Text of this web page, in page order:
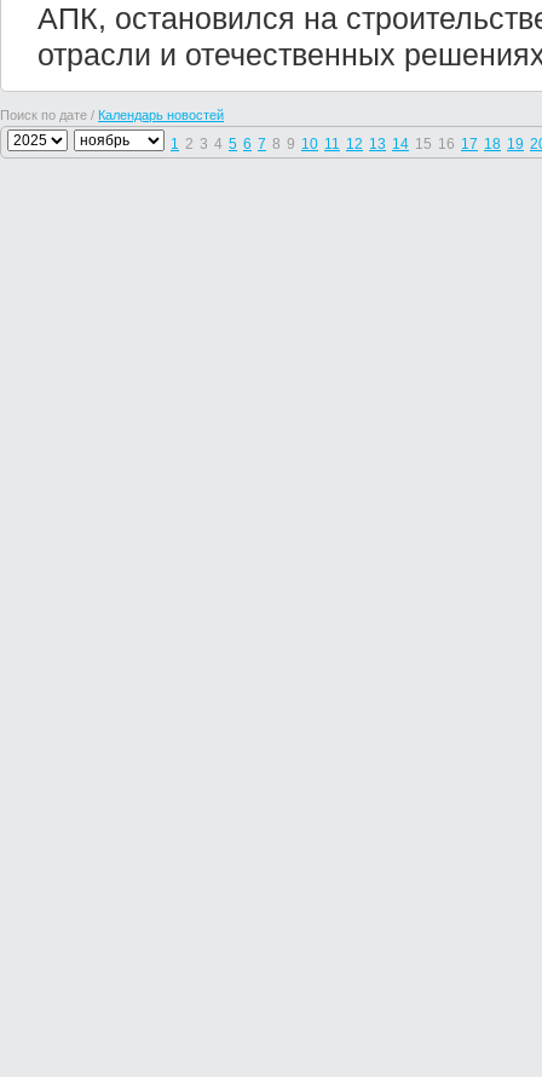
АПК, остановился на
отрасли и отечественных
Поиск по дате / Календарь новостей
1 2 3 4 5 6 7 8 9 10 11 12 13 14 15 16 17 18 19